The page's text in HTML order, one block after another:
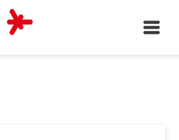
Open
Main